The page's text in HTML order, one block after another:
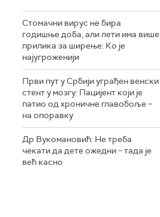
Стомачни вирус не бира
годишње доба, али лети има више
прилика за ширење: Ко је
најугроженији
Први пут у Србији уграђен венски
стент у мозгу: Пацијент који је
патио од хроничне главобоље –
на опоравку
Др Вукомановић: Не треба
чекати да дете ожедни – тада је
већ касно